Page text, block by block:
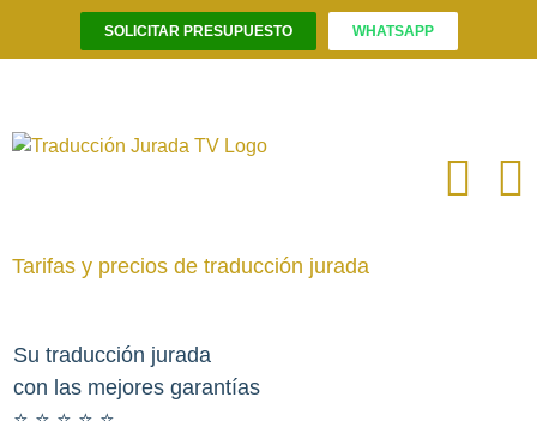
contenido
SOLICITAR PRESUPUESTO WHATSAPP
Tarifas y precios de traducción jurada
Su traducción jurada
con las mejores garantías